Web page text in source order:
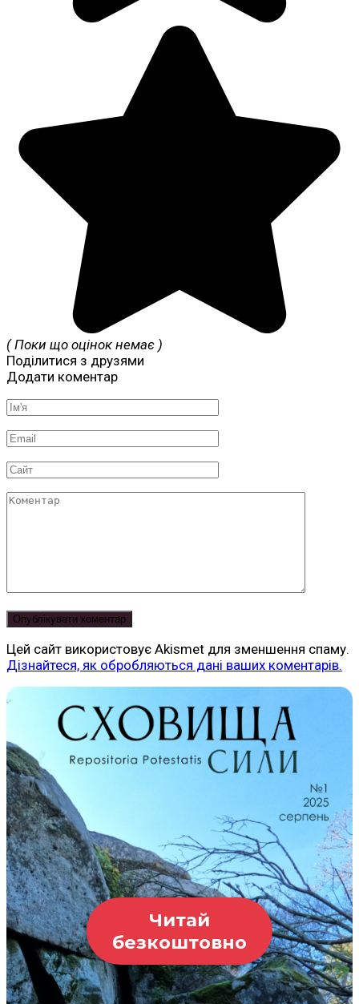
( Поки що оцінок немає )
Поділитися з друзями
Додати коментар
Ім'я
Email
Сайт
Коментар
Цей сайт використовує Akismet для зменшення спаму.
Дізнайтеся, як обробляються дані ваших коментарів.
Читай
безкоштовно